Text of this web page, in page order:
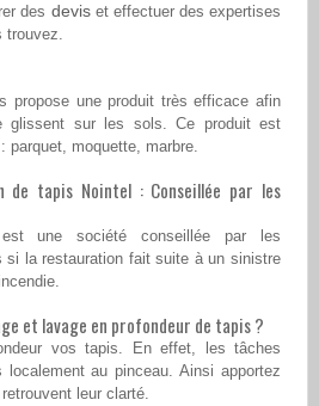
des deviset effectuer des expertises
trouvez.
propose une produit très efficace afin
glissent sur les sols. Ce produit est
moquette, marbre.
de tapis Nointel : Conseillée par les
une société conseillée par les
si la restauration fait suite à un sinistre
et lavage en profondeur de tapis ?
vos tapis. En effet, les tâches
localement au pinceau. Ainsi apportez
leur clarté.